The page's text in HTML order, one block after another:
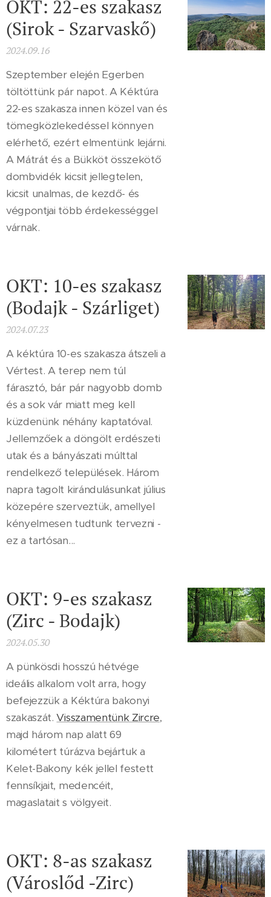
OKT: 22-es szakasz
(Sirok - Szarvaskő)
2024.09.16
Szeptember elején Egerben
töltöttünk pár napot. A Kéktúra
22-es szakasza innen közel van és
tömegközlekedéssel könnyen
elérhető, ezért elmentünk lejárni.
A Mátrát és a Bükköt összekötő
dombvidék kicsit jellegtelen,
kicsit unalmas, de kezdő- és
végpontjai több érdekességgel
várnak.
OKT: 10-es szakasz
(Bodajk - Szárliget)
2024.07.23
A kéktúra 10-es szakasza átszeli a
Vértest. A terep nem túl
fárasztó, bár pár nagyobb domb
és a sok vár miatt meg kell
küzdenünk néhány kaptatóval.
Jellemzőek a döngölt erdészeti
utak és a bányászati múlttal
rendelkező települések. Három
napra tagolt kirándulásunkat július
közepére szerveztük, amellyel
kényelmesen tudtunk tervezni -
ez a tartósan...
OKT: 9-es szakasz
(Zirc - Bodajk)
2024.05.30
A pünkösdi hosszú hétvége
ideális alkalom volt arra, hogy
befejezzük a Kéktúra bakonyi
szakaszát.Visszamentünk Zircre,
majd három nap alatt 69
kilométert túrázva bejártuk a
Kelet-Bakony kék jellel festett
fennsíkjait, medencéit,
magaslatait s völgyeit.
OKT: 8-as szakasz
(Városlőd -Zirc)